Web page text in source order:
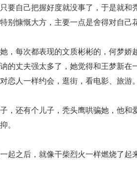
要自己把握好度就没事了，于是就和
别慷慨大方，主要一点是舍得对自己
，每次都表现的文质彬彬的，何梦娇
的丈夫强太多了，她觉得和王梦新在
恋人一样约会，逛街，看电影、旅游。
，还有个儿子，秃头鹰哄骗她，他和
。
起之后，就像干柴烈火一样燃烧了起